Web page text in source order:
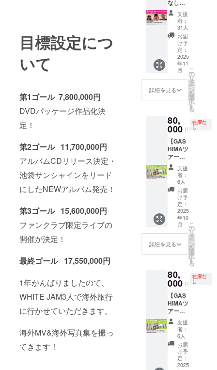
目標設定につ
いて
第1ゴール 7,800,000円
DVDパッケージ作品化決
定！
第2ゴール 11,700,000円
アルバムCDリリース決定・
池袋サンシャインをリード
にしたNEWアルバム発売！
第3ゴール 15,600,000円
ファンクラブ限定ライブの
開催が決定！
最終ゴール 17,550,000円
1年がんばりましたので、
WHITE JAM3人で海外旅行
に行かせていただきます。
海外MV&海外写真集を撮っ
てきます！
WHITE JAM
とデビュー
同期である
Da-iCEの楽
曲はこれま
でに28曲の
作詞作曲を
担当し、イ
ンディーズ
「DICE」で
は編曲ミッ
クスワーク
など含めア
ルバムの全
曲に携わっ
ている。松
田聖子に楽
曲提供した
「夢が覚め
コード大賞
Superfly「愛
を込めて花
束を」の作
詞家である
いしわたり
淳治は
SHIROSEの
作詞スタイ
wj.mad
oguchi
@gmail
.comか
ら、
CAMPF
IREに登
録され
ている
メール
ス宛に
お送り
どの行
為は禁
止とな
りま
す。 ③
実施日
程が同
日のプ
ラン
を、両
援いた
だける
先して
時間を
調整致
します
ので、
備考欄
にご記
載くだ
さい。
例) 11/1
SHIRO
SE料理
会と
11/1NIK
クラ会
を両方
備考欄
に
「11/1
の
SHIRO
SE料理
会と
11/1
NIKKIプ
リクラ
会を両
方支援
くに映
像を
ゲット
できる
プラン
です。
今後手
に入ら
ない限
定・定
点映
像。 ラ
来れな
い方
も、
DVD化
を応援
しよ
う！ ＜
お届け
予定日
＞ 9月
23日
(火) <備
①9/23
以降に
ただい
た場合
お届け
となり
ます。
②3日後
にお送
りする
ため、
音声は
荒いで
す。ラ
イブで
聴こえ
なしプ
ラン】
１人あ
たり何
口でも
応募で
きます
が、リ
ターン
はあり
ませ
ん。 後
日、と
あるリ
送られ
ます。
ありが
とうと
伝える
30分の
配信に
参加で
きる程
度です
が...そん
な配信
があり
ます 毎
週火曜
日に活
動報告
前を掲
載させ
て頂き
ます。
＜配信
予定日
＞ 11月
29日
(土)20:0
0～ 配
考> ①
記載し
支援
者：
31人
お届
け予
定：
2025
年11
月
詳細を見る
こ
の
リ
タ
ー
ン
を
選
択
す
る
80,
000 円
在庫な
し
【GAS
HIMAツ
アー完
走おめ
でとう
プラン
GASHI
MAと2
人きり
ドライ
ブ会 大
阪編 】
GASHI
MAと2
人きり
でドラ
るプラ
ンで
す。 40
分の内
容で
「ガシ
マの気
になる
ドライ
ブコー
スに行
く」
「ライ
支援
者：
6人
お届
け予
定：
2025
年10
月
詳細を見る
こ
の
リ
タ
ー
ン
を
選
択
す
る
80,
000 円
在庫な
し
【GAS
HIMAツ
アー完
走おめ
でとう
プラン
GASHI
MAと2
人きり
ドライ
支援
者：
6人
お届
け予
定：
2025